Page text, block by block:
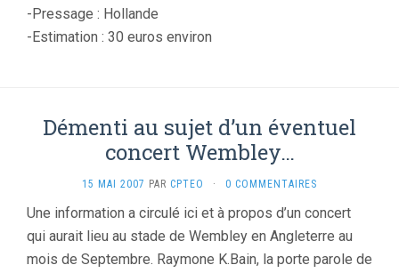
-Pressage : Hollande
-Estimation : 30 euros environ
Démenti au sujet d’un éventuel
concert Wembley…
15 MAI 2007 PAR CPTEO · 0 COMMENTAIRES
Une information a circulé ici et à propos d’un concert
qui aurait lieu au stade de Wembley en Angleterre au
mois de Septembre. Raymone K.Bain, la porte parole de